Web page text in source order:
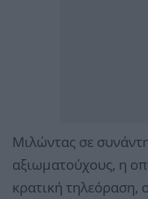
Μιλώντας σε
αξιωματούχους, η
κρατική τηλεόραση,